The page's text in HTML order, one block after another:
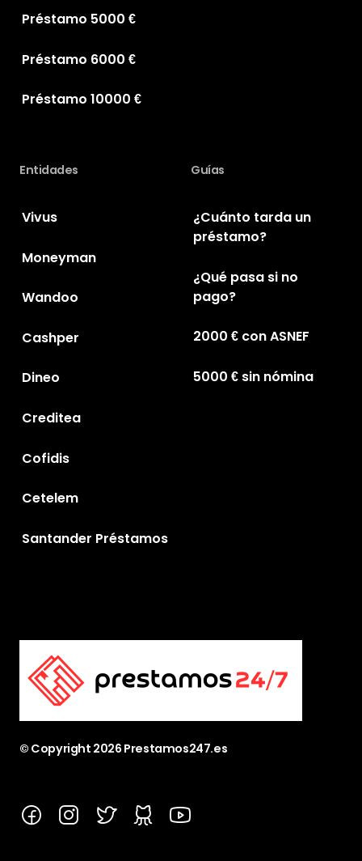
© Copyright 2026 Prestamos247.es
Facebook
Instagram
Twitter
GitHubYouTube
Préstamo 5000 €
Préstamo 6000 €
Préstamo 10000 €
Entidades
Vivus
Moneyman
Wandoo
Cashper
Dineo
Creditea
Cofidis
Cetelem
Santander Préstamos
Guías
¿Cuánto tarda un
préstamo?
¿Qué pasa si no
pago?
2000 € con ASNEF
5000 € sin nómina